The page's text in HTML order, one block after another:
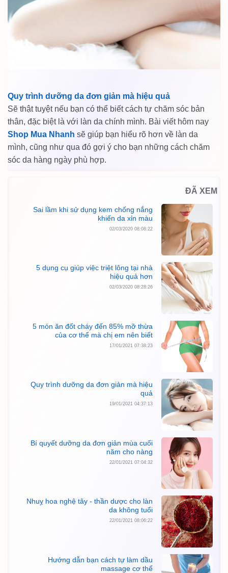
Quy trình dưỡng da đơn giản mà hiệu quả
Sẽ thật tuyệt nếu bạn có thể biết cách tự chăm sóc bản
thân, đặc biệt là với làn da chính mình. Bài viết hôm nay
Shop Mua Nhanh sẽ giúp bạn hiểu rõ hơn về làn da
mình, cũng như qua đó gợi ý cho bạn những cách chăm
sóc da hàng ngày phù hợp.
ĐÃ XEM
Sai lầm khi sử dụng kem chống nắng
khiến da xỉn màu
02/03/2020 08:08:22
5 dụng cụ giúp việc triệt lông tại nhà
hiệu quả hơn
02/03/2020 08:28:26
5 món ăn đốt cháy đến 85% mỡ thừa
của cơ thể mà chị em nên biết
17/01/2021 07:38:23
Quy trình dưỡng da đơn giản mà hiệu
quả
19/01/2021 04:37:13
Bí quyết dưỡng da đơn giản mùa cuối
năm cho nàng
22/01/2021 07:04:32
Nhuỵ hoa nghệ tây - thần dược cho làn
da không tuổi
22/01/2021 08:06:22
Hướng dẫn bạn cách tự làm dầu
massage cơ thể